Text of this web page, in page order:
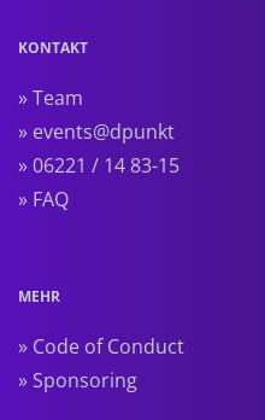
KONTAKT
» Team
» events@dpunkt
» 06221 / 14 83-15
» FAQ
MEHR
» Code of Conduct
» Sponsoring